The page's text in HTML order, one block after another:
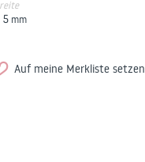
5 mm
Auf meine Merkliste setzen